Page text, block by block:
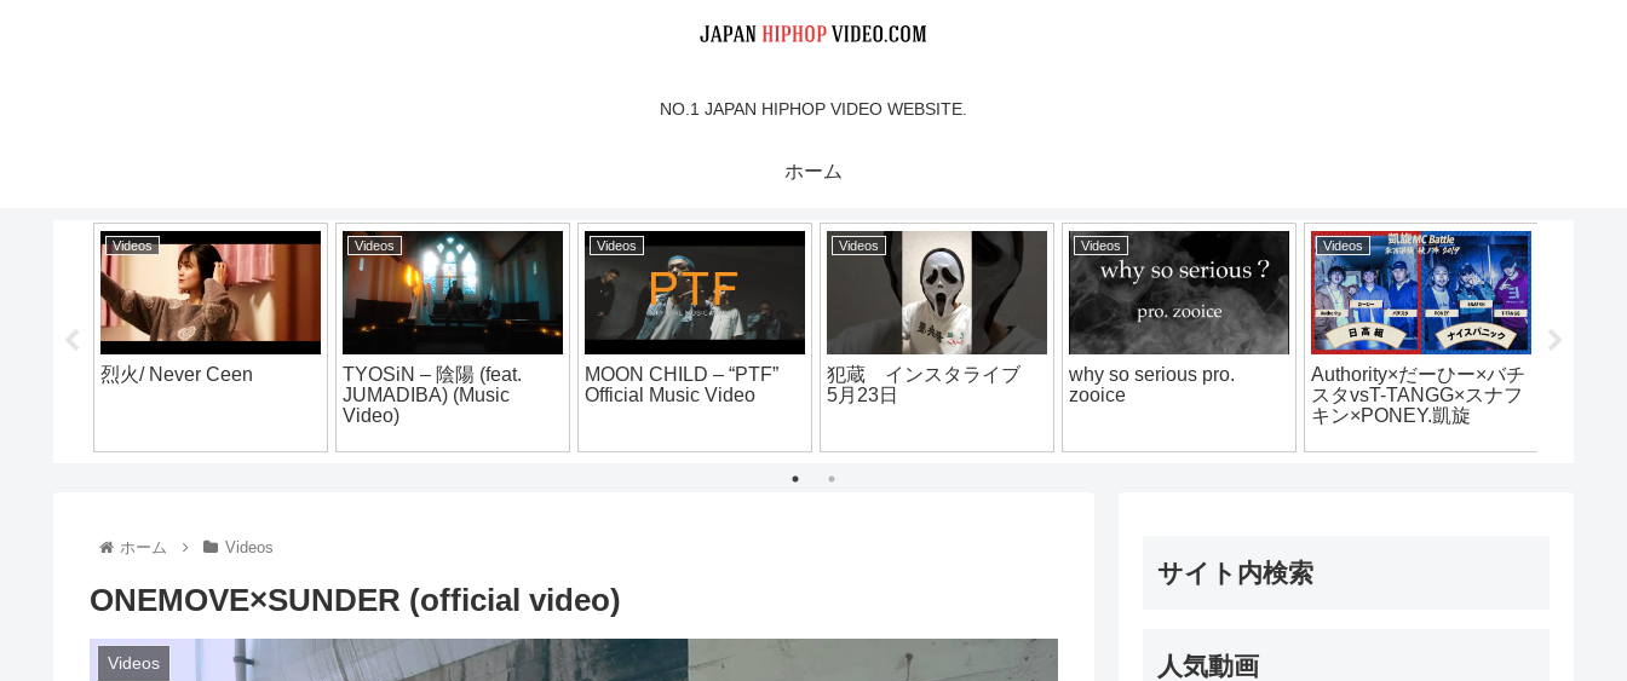
NO.1 JAPAN HIPHOP VIDEO WEBSITE.
ホーム
Videos
烈火/ Never Ceen
Videos
TYOSiN – 陰陽 (feat.
JUMADIBA) (Music
Video)
Videos
MOON CHILD – “PTF”
Official Music Video
Videos
犯蔵 インスタライブ
5月23日
Videos
why so serious pro.
zooice
Videos
Authority×だーひー×バチ
スタvsT-TANGG×スナフ
キン×PONEY.凱旋
2019シード戦
ホーム Videos
ONEMOVE×SUNDER (official video)
Videos
サイト内検索
人気動画